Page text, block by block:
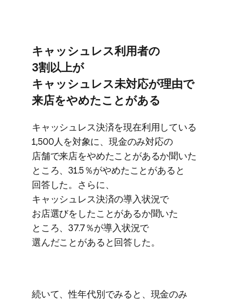
キャッシュレス利用者の​
3割以上が​
キャッシュレス未対応が​理由で​
来店を​やめた​ことがある
キャッシュレス決済を​現在利用している​
1,500人を​対象に、​現金のみ​対応の​
店舗で​来店を​やめた​ことが​あるか​聞いた​
ところ、​31.5％が​やめた​ことがあると​
回答した。​さらに、​
キャッシュレス決済の​導入状況で​
お店選びを​したことが​あるか​聞いた​
ところ、​37.7％が​導入状況で​
選んだことがあると​回答した。
続いて、​性年代別で​みると、​現金のみ​